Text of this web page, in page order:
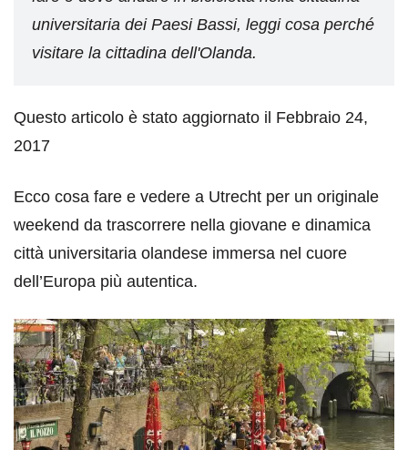
universitaria dei Paesi Bassi, leggi cosa perché
visitare la cittadina dell'Olanda.
Questo articolo è stato aggiornato il Febbraio 24,
2017
Ecco cosa fare e vedere a Utrecht per un originale
weekend da trascorrere nella giovane e dinamica
città universitaria olandese immersa nel cuore
dell’Europa più autentica.